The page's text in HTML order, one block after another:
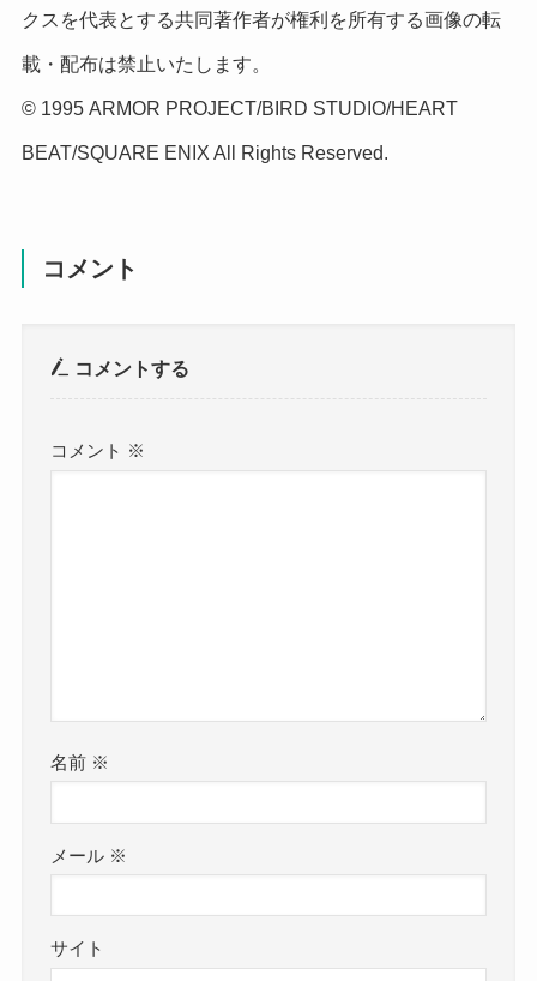
クスを代表とする共同著作者が権利を所有する画像の転
載・配布は禁止いたします。
© 1995 ARMOR PROJECT/BIRD STUDIO/HEART
BEAT/SQUARE ENIX All Rights Reserved.
コメント
コメントする
コメント ※
名前 ※
メール ※
サイト